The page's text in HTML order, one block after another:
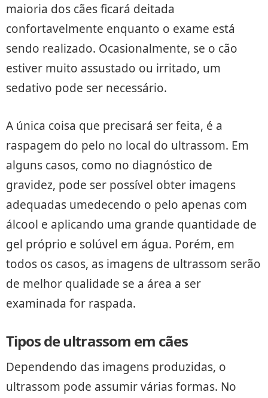
maioria dos cães ficará deitada
confortavelmente enquanto o exame está
sendo realizado. Ocasionalmente, se o cão
estiver muito assustado ou irritado, um
sedativo pode ser necessário.
A única coisa que precisará ser feita, é a
raspagem do pelo no local do ultrassom. Em
alguns casos, como no diagnóstico de
gravidez, pode ser possível obter imagens
adequadas umedecendo o pelo apenas com
álcool e aplicando uma grande quantidade de
gel próprio e solúvel em água. Porém, em
todos os casos, as imagens de ultrassom serão
de melhor qualidade se a área a ser
examinada for raspada.
Tipos de ultrassom em cães
Dependendo das imagens produzidas, o
ultrassom pode assumir várias formas. No